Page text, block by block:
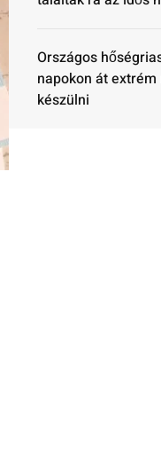
Országos
napokon át
készülni